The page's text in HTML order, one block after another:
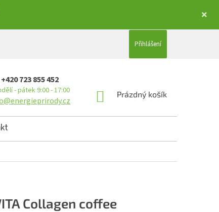
Přihlášení
+420 723 855 452
- pátek 9:00 - 17:00 NÁKUPNÍ KOŠÍK
Prázdný košík
Collagen coffee